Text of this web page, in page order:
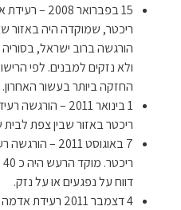
ריכטר, שמוקדה היה באזור
הורגשה ברוב ישראל,
ולא נזקים למבנים. לפי
החזקה ביותר בעשור האחרון.
ריכטר באזור שבין צפת
דווח על נפגעים או על נזק.